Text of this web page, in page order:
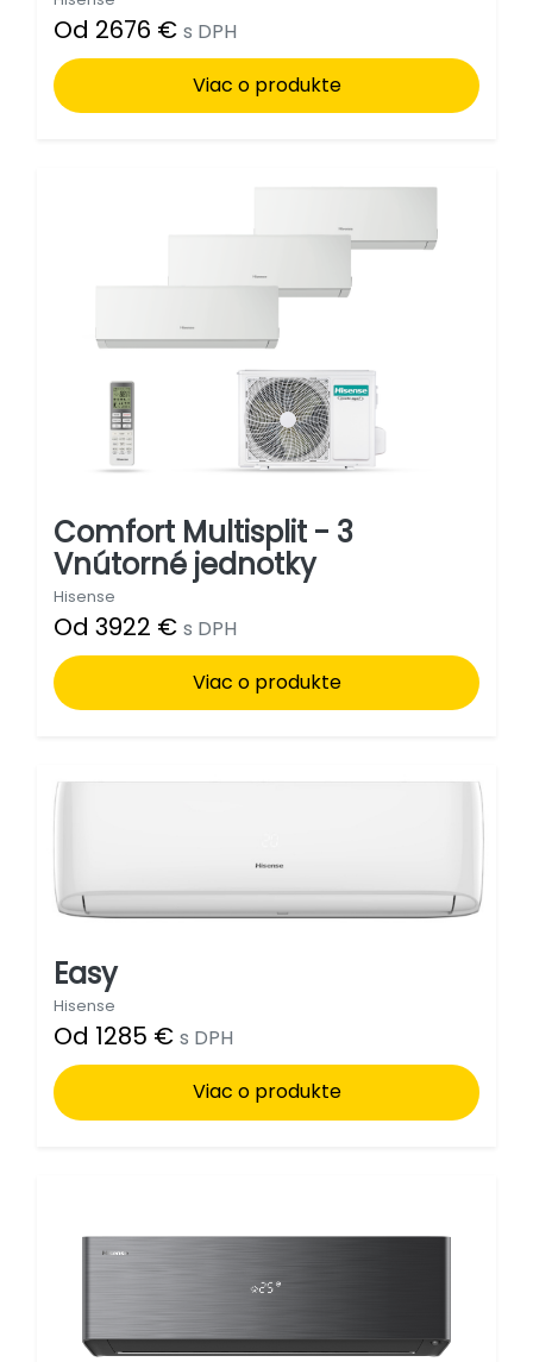
Od 2676 € s DPH
Viac o produkte
Comfort Multisplit - 3
Vnútorné jednotky
Hisense
Od 3922 € s DPH
Viac o produkte
Easy
Hisense
Od 1285 € s DPH
Viac o produkte